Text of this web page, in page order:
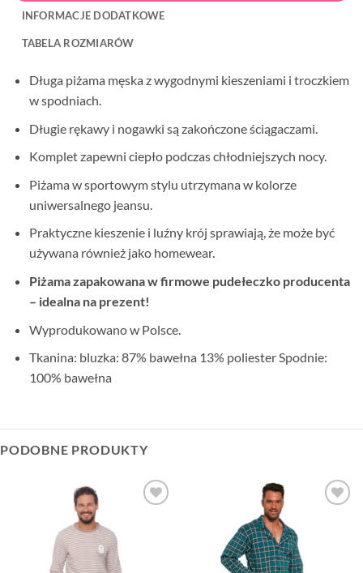
INFORMACJE DODATKOWE
TABELA ROZMIARÓW
Długa piżama męska z wygodnymi kieszeniami i troczkiem
w spodniach.
Długie rękawy i nogawki są zakończone ściągaczami.
Komplet zapewni ciepło podczas chłodniejszych nocy.
Piżama w sportowym stylu utrzymana w kolorze
uniwersalnego jeansu.
Praktyczne kieszenie i luźny krój sprawiają, że może być
używana również jako homewear.
Piżama zapakowana w firmowe pudełeczko producenta
– idealna na prezent!
Wyprodukowano w Polsce.
Tkanina: bluzka: 87% bawełna 13% poliester Spodnie:
100% bawełna
PODOBNE PRODUKTY